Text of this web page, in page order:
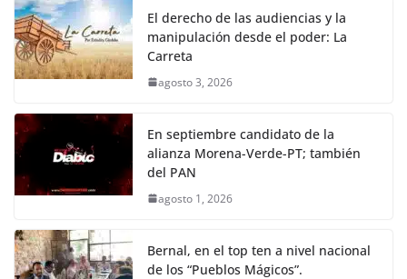
El derecho de las audiencias y la
manipulación desde el poder: La
Carreta
agosto 3, 2026
En septiembre candidato de la
alianza Morena-Verde-PT; también
del PAN
agosto 1, 2026
Bernal, en el top ten a nivel nacional
de los “Pueblos Mágicos”.